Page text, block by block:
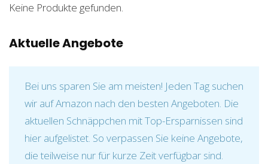
Keine Produkte gefunden.
Aktuelle Angebote
Bei uns sparen Sie am meisten! Jeden Tag suchen
wir auf Amazon nach den besten Angeboten. Die
aktuellen Schnäppchen mit Top-Ersparnissen sind
hier aufgelistet. So verpassen Sie keine Angebote,
die teilweise nur für kurze Zeit verfügbar sind.